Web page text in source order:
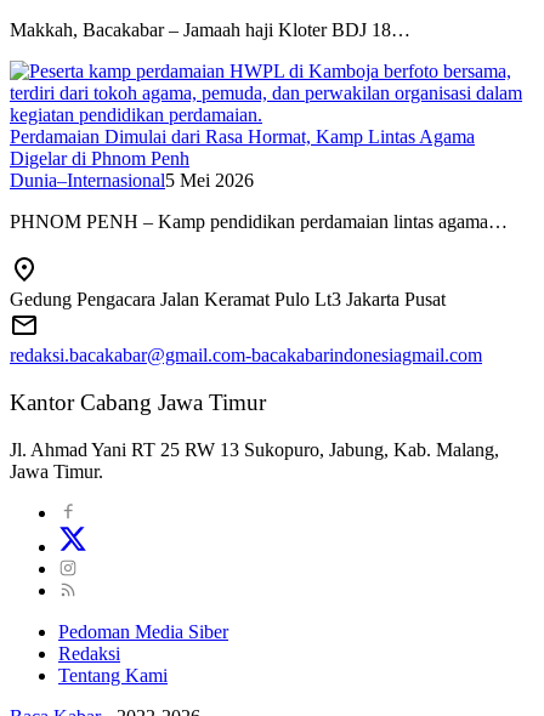
Makkah, Bacakabar – Jamaah haji Kloter BDJ 18…
Perdamaian Dimulai dari Rasa Hormat, Kamp Lintas Agama
Digelar di Phnom Penh
Dunia–Internasional5 Mei 2026
PHNOM PENH – Kamp pendidikan perdamaian lintas agama…
Gedung Pengacara Jalan Keramat Pulo Lt3 Jakarta Pusat
redaksi.bacakabar@gmail.com-bacakabarindonesiagmail.com
Kantor Cabang Jawa Timur
Jl. Ahmad Yani RT 25 RW 13 Sukopuro, Jabung, Kab. Malang,
Jawa Timur.
Pedoman Media Siber
Redaksi
Tentang Kami